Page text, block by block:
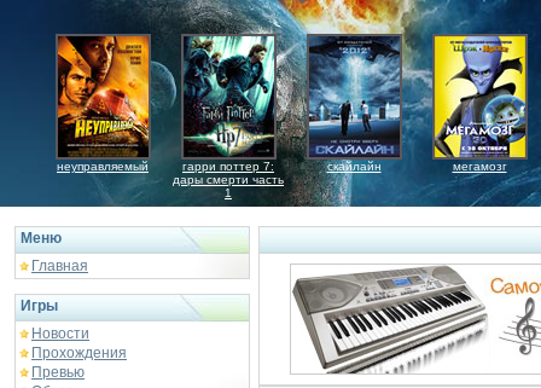
неуправляемый
гарри поттер 7:
дары смерти часть
1
скайлайн мегамозг
Меню
Главная
Игры
Новости
Прохождения
Превью